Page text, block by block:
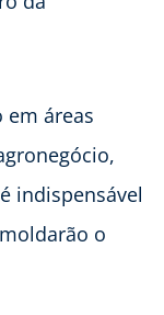
em áreas
indispensável
o